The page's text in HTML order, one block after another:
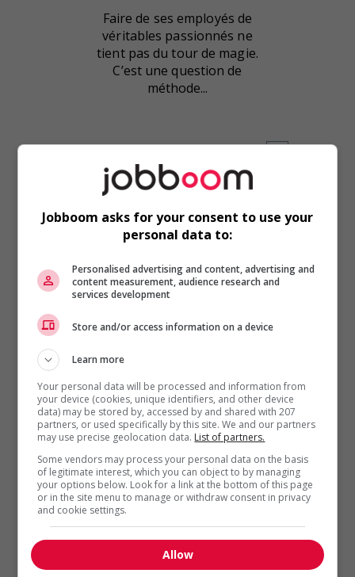
Faire de ses employés de
véritables passionnés ne
tient pas du tour de magie.
C’est une question de
méthode...
Employeurs,Gestion de personnel
La loyauté, c’est payant!
entreprises de tirer le
Ces derniers sont à la fois
Employeurs,Gestion de personnel,
Intégrer des mesures de
Jobboom asks for your consent to use your
personal data to:
Personalised advertising and content, advertising and
content measurement, audience research and
services development
Store and/or access information on a device
Learn more
Your personal data will be processed and information from
your device (cookies, unique identifiers, and other device
data) may be stored by, accessed by and shared with 207
partners, or used specifically by this site. We and our partners
may use precise geolocation data. List of partners.
Some vendors may process your personal data on the basis
of legitimate interest, which you can object to by managing
your options below. Look for a link at the bottom of this page
or in the site menu to manage or withdraw consent in privacy
and cookie settings.
Allow